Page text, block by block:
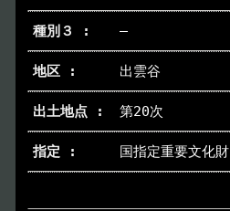
デジタルアーカイブ
その他のご案内
―
出雲谷
第20次
国指定重要文化財